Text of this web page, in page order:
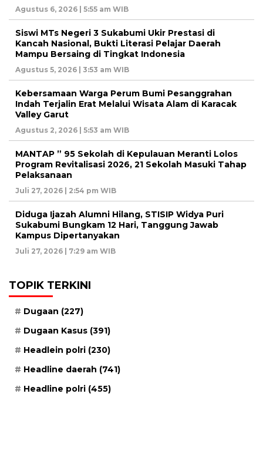
Agustus 6, 2026 | 5:55 am WIB
Siswi MTs Negeri 3 Sukabumi Ukir Prestasi di
Kancah Nasional, Bukti Literasi Pelajar Daerah
Mampu Bersaing di Tingkat Indonesia
Agustus 5, 2026 | 3:53 am WIB
Kebersamaan Warga Perum Bumi Pesanggrahan
Indah Terjalin Erat Melalui Wisata Alam di Karacak
Valley Garut
Agustus 2, 2026 | 5:53 am WIB
MANTAP ” 95 Sekolah di Kepulauan Meranti Lolos
Program Revitalisasi 2026, 21 Sekolah Masuki Tahap
Pelaksanaan
Juli 27, 2026 | 2:54 pm WIB
Diduga Ijazah Alumni Hilang, STISIP Widya Puri
Sukabumi Bungkam 12 Hari, Tanggung Jawab
Kampus Dipertanyakan
Juli 27, 2026 | 7:29 am WIB
TOPIK TERKINI
Dugaan (227)
Dugaan Kasus (391)
Headlein polri (230)
Headline daerah (741)
Headline polri (455)